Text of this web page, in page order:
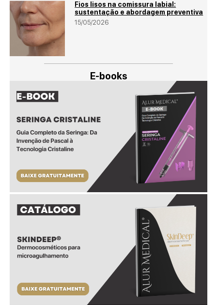
Fios lisos na comissura labial:
sustentação e abordagem preventiva
15/05/2026
E-books